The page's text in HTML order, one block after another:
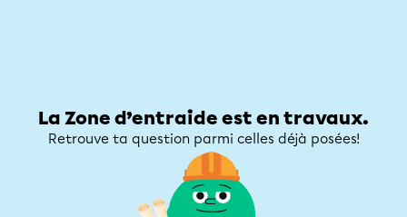
La Zone d’entraide est en travaux.
Retrouve ta question parmi celles déjà posées!